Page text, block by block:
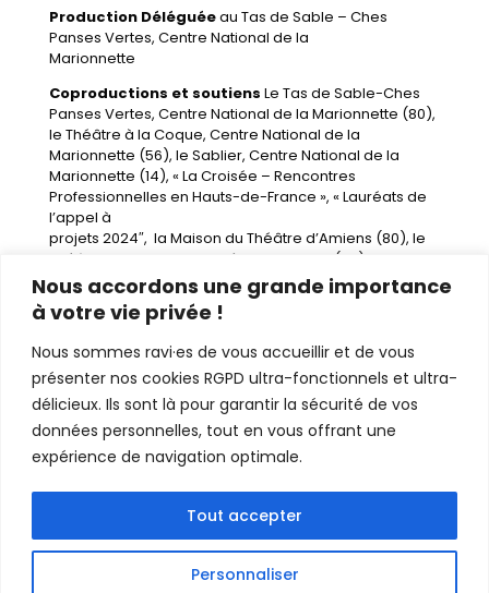
Nous accordons une grande importance
à votre vie privée !
Nous sommes ravi·es de vous accueillir et de vous
présenter nos cookies RGPD ultra-fonctionnels et ultra-
délicieux. Ils sont là pour garantir la sécurité de vos
données personnelles, tout en vous offrant une
expérience de navigation optimale.
Personnaliser
Tout accepter
Production Déléguéeau Tas de Sable – Ches
Panses Vertes, Centre National de la
Marionnette
Coproductions et soutiens Le Tas de Sable-Ches
Panses Vertes, Centre National de la Marionnette (80),
le Théâtre à la Coque, Centre National de la
Marionnette (56), le Sablier, Centre National de la
Marionnette (14), « La Croisée – Rencontres
Professionnelles en Hauts-de-France », « Lauréats de
l’appel à
projets 2024″, la Maison du Théâtre d’Amiens (80), le
Théâtre du Beauvaisis, Scène Nationale (60), le Boulon,
Cnarep (59), le Cirque Jules Verne (80) – en cours
Partenaires DRAC Hauts-de-France : Aide au projet
de la Rue
Accueils en résidenceLa Fabrique du Viala (48), le
Tas de Sable-Ches Panses Vertes, Centre National de
la Marionnette (80), le Théâtre à la Coque, Centre
National de la Marionnette (56), la Cartonnerie du
Projet D (39), le Boulon, Cnarep (59), la Lisière (91), la
Maison du Théâtre d’Amiens (80)
du Théâtre Massenet et du Centre
Culturel Léo Lagrange, dans le cadre de Théâtre